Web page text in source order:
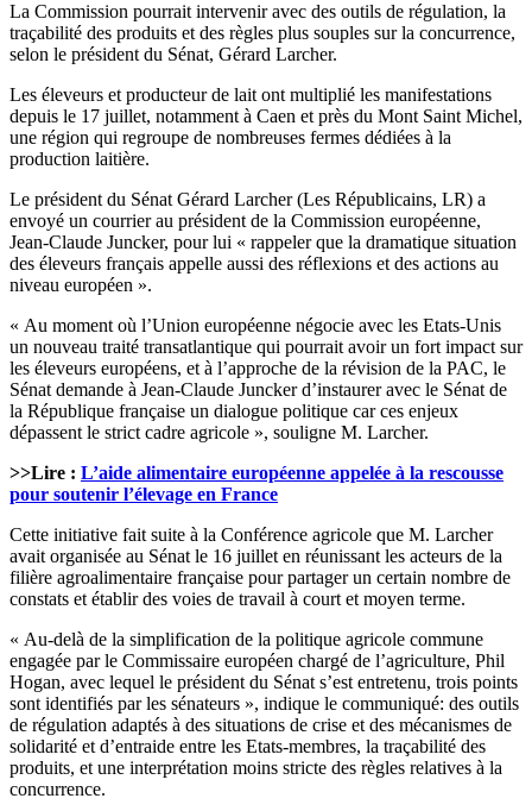
La Commission pourrait intervenir avec des outils de régulation, la
traçabilité des produits et des règles plus souples sur la concurrence,
selon le président du Sénat, Gérard Larcher.
Les éleveurs et producteur de lait ont multiplié les manifestations
depuis le 17 juillet, notamment à Caen et près du Mont Saint Michel,
une région qui regroupe de nombreuses fermes dédiées à la
production laitière.
Le président du Sénat Gérard Larcher (Les Républicains, LR) a
envoyé un courrier au président de la Commission européenne,
Jean-Claude Juncker, pour lui « rappeler que la dramatique situation
des éleveurs français appelle aussi des réflexions et des actions au
niveau européen ».
« Au moment où l’Union européenne négocie avec les Etats-Unis
un nouveau traité transatlantique qui pourrait avoir un fort impact sur
les éleveurs européens, et à l’approche de la révision de la PAC, le
Sénat demande à Jean-Claude Juncker d’instaurer avec le Sénat de
la République française un dialogue politique car ces enjeux
dépassent le strict cadre agricole », souligne M. Larcher.
>>Lire : L’aide alimentaire européenne appelée à la rescousse
pour soutenir l’élevage en France
Cette initiative fait suite à la Conférence agricole que M. Larcher
avait organisée au Sénat le 16 juillet en réunissant les acteurs de la
filière agroalimentaire française pour partager un certain nombre de
constats et établir des voies de travail à court et moyen terme.
« Au-delà de la simplification de la politique agricole commune
engagée par le Commissaire européen chargé de l’agriculture, Phil
Hogan, avec lequel le président du Sénat s’est entretenu, trois points
sont identifiés par les sénateurs », indique le communiqué: des outils
de régulation adaptés à des situations de crise et des mécanismes de
solidarité et d’entraide entre les Etats-membres, la traçabilité des
produits, et une interprétation moins stricte des règles relatives à la
concurrence.